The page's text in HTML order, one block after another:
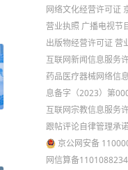
网络文化经营许可证
营业执照 广播电视节
出版物经营许可证 营
互联网新闻信息服务
药品医疗器械网络信
息备字（2023）第
互联网宗教信息服务
跟帖评论自律管理承
京公网安备
网信算备